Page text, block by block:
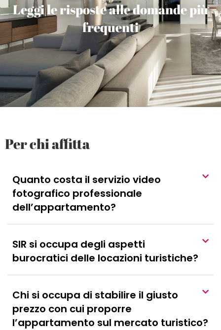
Leggi le risposte alle domande più
frequenti
Per chi affitta
Quanto costa il servizio video
fotografico professionale
dell’appartamento?
SIR si occupa degli aspetti
burocratici delle locazioni turistiche?
Chi si occupa di stabilire il giusto
prezzo con cui proporre
l’appartamento sul mercato turistico?